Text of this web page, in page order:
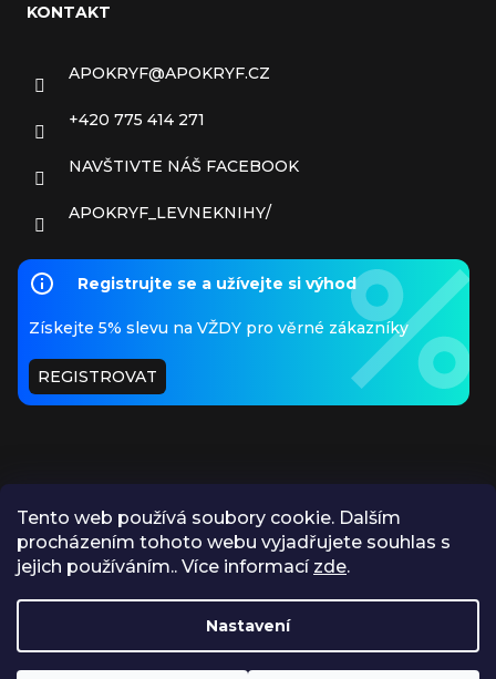
Tento web používá soubory cookie. Dalším
procházením tohoto webu vyjadřujete souhlas s
jejich používáním.. Více informací zde.
Nastavení
KONTAKT
APOKRYF@APOKRYF.CZ
+420 775 414 271
NAVŠTIVTE NÁŠ FACEBOOK
APOKRYF_LEVNEKNIHY/
Registrujte se a užívejte si výhod
Získejte 5% slevu na VŽDY pro věrné zákazníky
REGISTROVAT
PŘIJÍMÁME ONLINE PLATBY